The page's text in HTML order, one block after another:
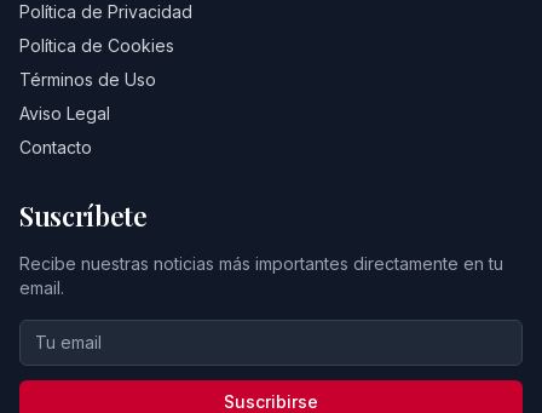
Política de Privacidad
Política de Cookies
Términos de Uso
Aviso Legal
Contacto
Suscríbete
Recibe nuestras noticias más importantes directamente en tu
email.
Suscribirse